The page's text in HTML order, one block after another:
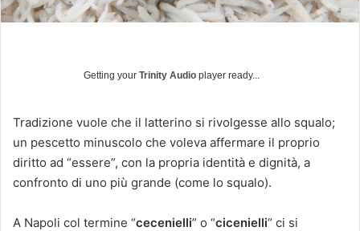
l
Getting your Trinity Audio player ready...
Tradizione vuole che il latterino si rivolgesse allo squalo;
un pescetto minuscolo che voleva affermare il proprio
diritto ad “essere”, con la propria identità e dignità, a
confronto di uno più grande (come lo squalo).
A Napoli col termine “cecenielli” o “cicenielli“ ci si